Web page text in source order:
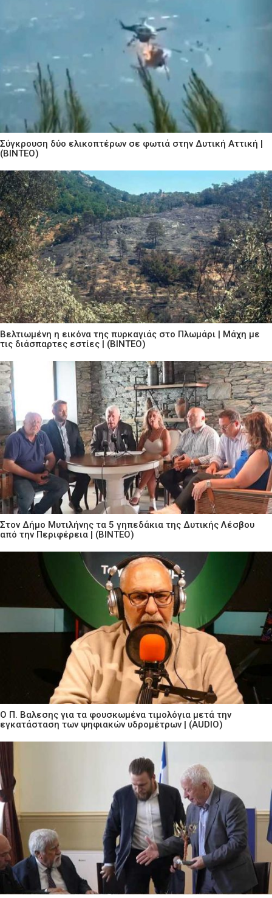
Σύγκρουση δύο ελικοπτέρων σε φωτιά στην Δυτική Αττική |
(ΒΙΝΤΕΟ)
Βελτιωμένη η εικόνα της πυρκαγιάς στο Πλωμάρι | Μάχη με
τις διάσπαρτες εστίες | (ΒΙΝΤΕΟ)
Στον Δήμο Μυτιλήνης τα 5 γηπεδάκια της Δυτικής Λέσβου
από την Περιφέρεια | (ΒΙΝΤΕΟ)
Ο Π. Βαλεσης για τα φουσκωμένα τιμολόγια μετά την
εγκατάσταση των ψηφιακών υδρομέτρων | (AUDIO)